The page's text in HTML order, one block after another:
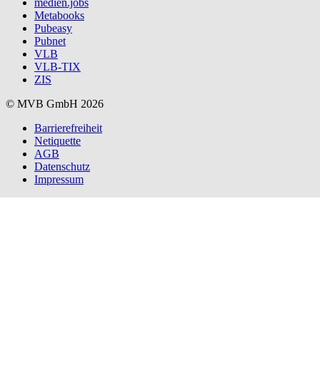
Metabooks
Pubeasy
Pubnet
VLB
VLB-TIX
ZIS
© MVB GmbH 2026
Barrierefreiheit
Netiquette
AGB
Datenschutz
Impressum